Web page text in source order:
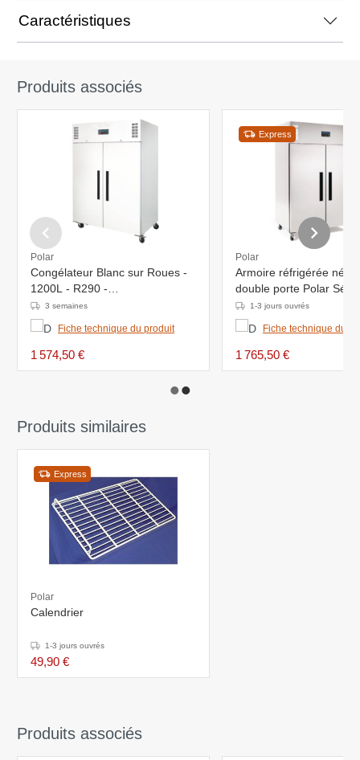
Caractéristiques
Produits associés
Polar
Congélateur Blanc sur Roues -
1200L - R290 -
1340x810x2000(h)mm
3 semaines
Fiche technique du produit
1 574,50 €
Express
Polar
Armoire réfrigérée
double porte Polar
1200L G595 -
1345x815x(H)2000mm
à -10°C
1-3 jours ouvrés
Fiche technique du
1 765,50 €
Produits similaires
Express
Polar
Calendrier
1-3 jours ouvrés
49,90 €
Produits associés